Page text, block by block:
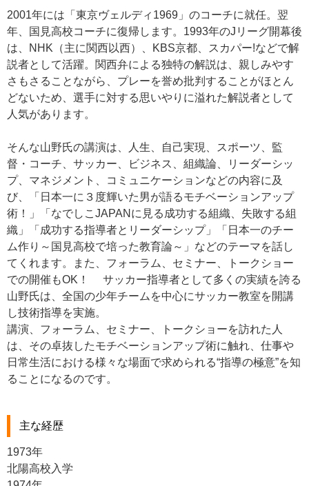
2001年には「東京ヴェルディ1969」のコーチに就任。翌
年、国見高校コーチに復帰します。1993年のJリーグ開幕後
は、NHK（主に関西以西）、KBS京都、スカパー!などで解
説者として活躍。関西弁による独特の解説は、親しみやす
さもさることながら、プレーを誉め批判することがほとん
どないため、選手に対する思いやりに溢れた解説者として
人気があります。
そんな山野氏の講演は、人生、自己実現、スポーツ、監
督・コーチ、サッカー、ビジネス、組織論、リーダーシッ
プ、マネジメント、コミュニケーションなどの内容に及
び、「日本一に３度輝いた男が語るモチベーションアップ
術！」「なでしこJAPANに見る成功する組織、失敗する組
織」「成功する指導者とリーダーシップ」「日本一のチー
ム作り～国見高校で培った教育論～」などのテーマを話し
てくれます。また、フォーラム、セミナー、トークショー
での開催もOK！ サッカー指導者として多くの実績を誇る
山野氏は、全国の少年チームを中心にサッカー教室を開講
し技術指導を実施。
講演、フォーラム、セミナー、トークショーを訪れた人
は、その卓抜したモチベーションアップ術に触れ、仕事や
日常生活における様々な場面で求められる“指導の極意”を知
ることになるのです。
主な経歴
1973年
北陽高校入学